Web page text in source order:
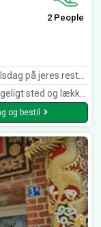
2 People
ikke det mindste at klage over . Så herfra de bedste anbefalinger
og lækkert mad.
og bestil